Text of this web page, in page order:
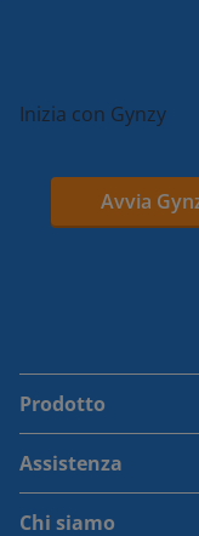
Inizia con Gynzy
Avvia
Prodotto
Assistenza
Chi siamo